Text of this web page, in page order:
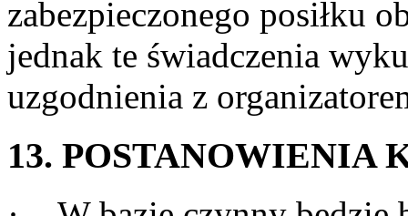
zabezpieczonego posiłku
jednak te świadczenia
uzgodnienia z
13. POSTANOWIENIA